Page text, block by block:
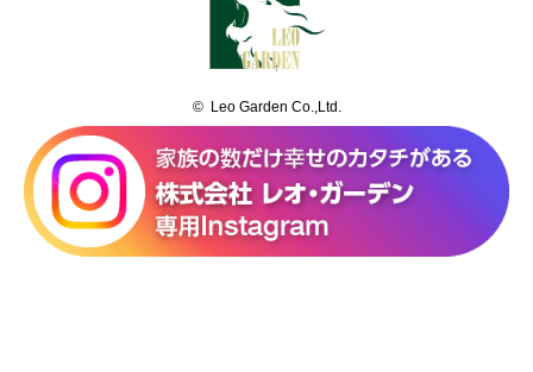
© Leo Garden Co.,Ltd.